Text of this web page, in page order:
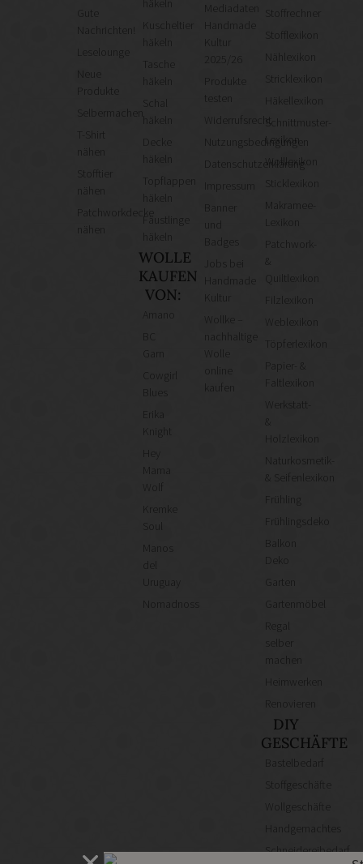
Gute
Nachrichten!
Leselounge
Neue
Produkte
Selbermachen
T-Shirt
Stofftier
Patchworkdecke
häkeln
Kuscheltier
Tasche
häkeln
häkeln
Topflappen
häkeln
Fäustlinge
häkeln
WOLLE
KAUFEN
VON:
Cowgirl
Knight
Mama
Wolf
Kremke
Manos
Uruguay
Nomadnoss
Mediadaten
Kultur
2025/26
Produkte
testen
Widerrufsrecht
Nutzungsbedingungen
Datenschutzerklärung
Kultur
Wollke –
nachhaltige
kaufen
Stoffrechner
Stofflexikon
Nählexikon
Stricklexikon
Häkellexikon
Schnittmuster-
Lexikon
Wolllexikon
Sticklexikon
Makramee-
Lexikon
Patchwork-
&
Quiltlexikon
Filzlexikon
Weblexikon
Töpferlexikon
Papier- &
Faltlexikon
Werkstatt-
&
Holzlexikon
Naturkosmetik-
& Seifenlexikon
Frühling
Frühlingsdeko
Deko
Garten
Gartenmöbel
Regal
Heimwerken
DIY
GESCHÄFTE
Bastelbedarf
Stoffgeschäfte
Wollgeschäfte
Handgemachtes
Schneidereibedarf